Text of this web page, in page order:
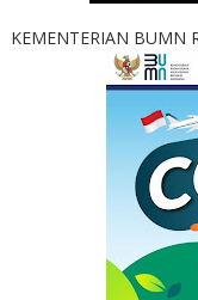
KEMENTERIAN BUMN